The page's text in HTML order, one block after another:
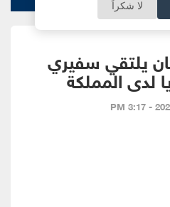
لا شكراً
يلتقي سفيري
لدى المملكة